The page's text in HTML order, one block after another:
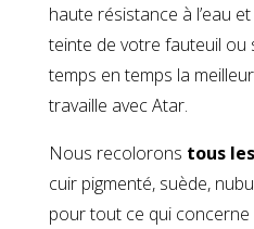
haute résistance à l’eau
teinte de votre fauteuil ou
temps en temps la
travaille avec Atar.
Nous recolorons tous
cuir pigmenté, suède,
pour tout ce qui concerne